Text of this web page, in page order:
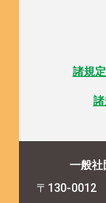
諸規
一般社
〒130-0012